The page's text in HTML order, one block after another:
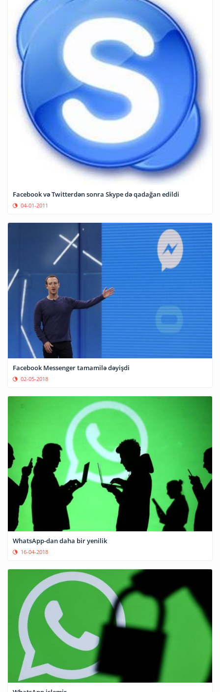
Facebook və Twitterdən sonra Skype də qadağan edildi
04-01-2011
Facebook Messenger tamamilə dəyişdi
02-05-2018
WhatsApp-dan daha bir yenilik
16-04-2018